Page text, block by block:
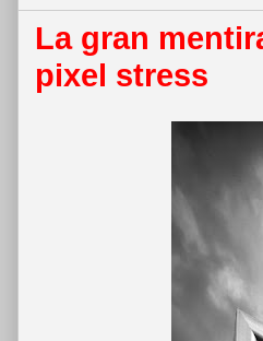
La gran
pixel stress